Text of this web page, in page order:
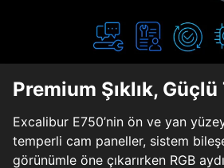
Premium Şıklık, Güçlü
Excalibur E750’nin ön ve yan
temperli cam paneller, sistem
görünümle öne çıkarırken RGB